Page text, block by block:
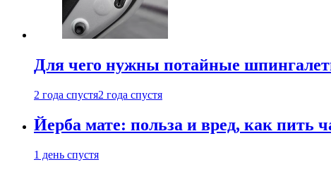
Для чего нужны потайные
2 года спустя2 года спустя
Йерба мате: польза и вред, как пить
1 день спустя